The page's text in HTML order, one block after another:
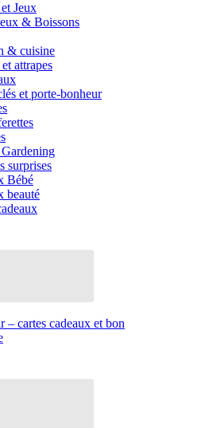
Jeux
& Boissons
& cuisine
attrapes
et porte-bonheur
surprises
Bébé
beauté
– cartes cadeaux et bon